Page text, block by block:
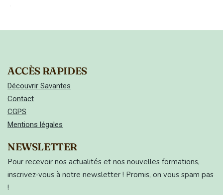
ACCÈS RAPIDES
Découvrir Savantes
Contact
CGPS
Mentions légales
NEWSLETTER
Pour recevoir nos actualités et nos nouvelles formations,
inscrivez-vous à notre newsletter ! Promis, on vous spam pas
!